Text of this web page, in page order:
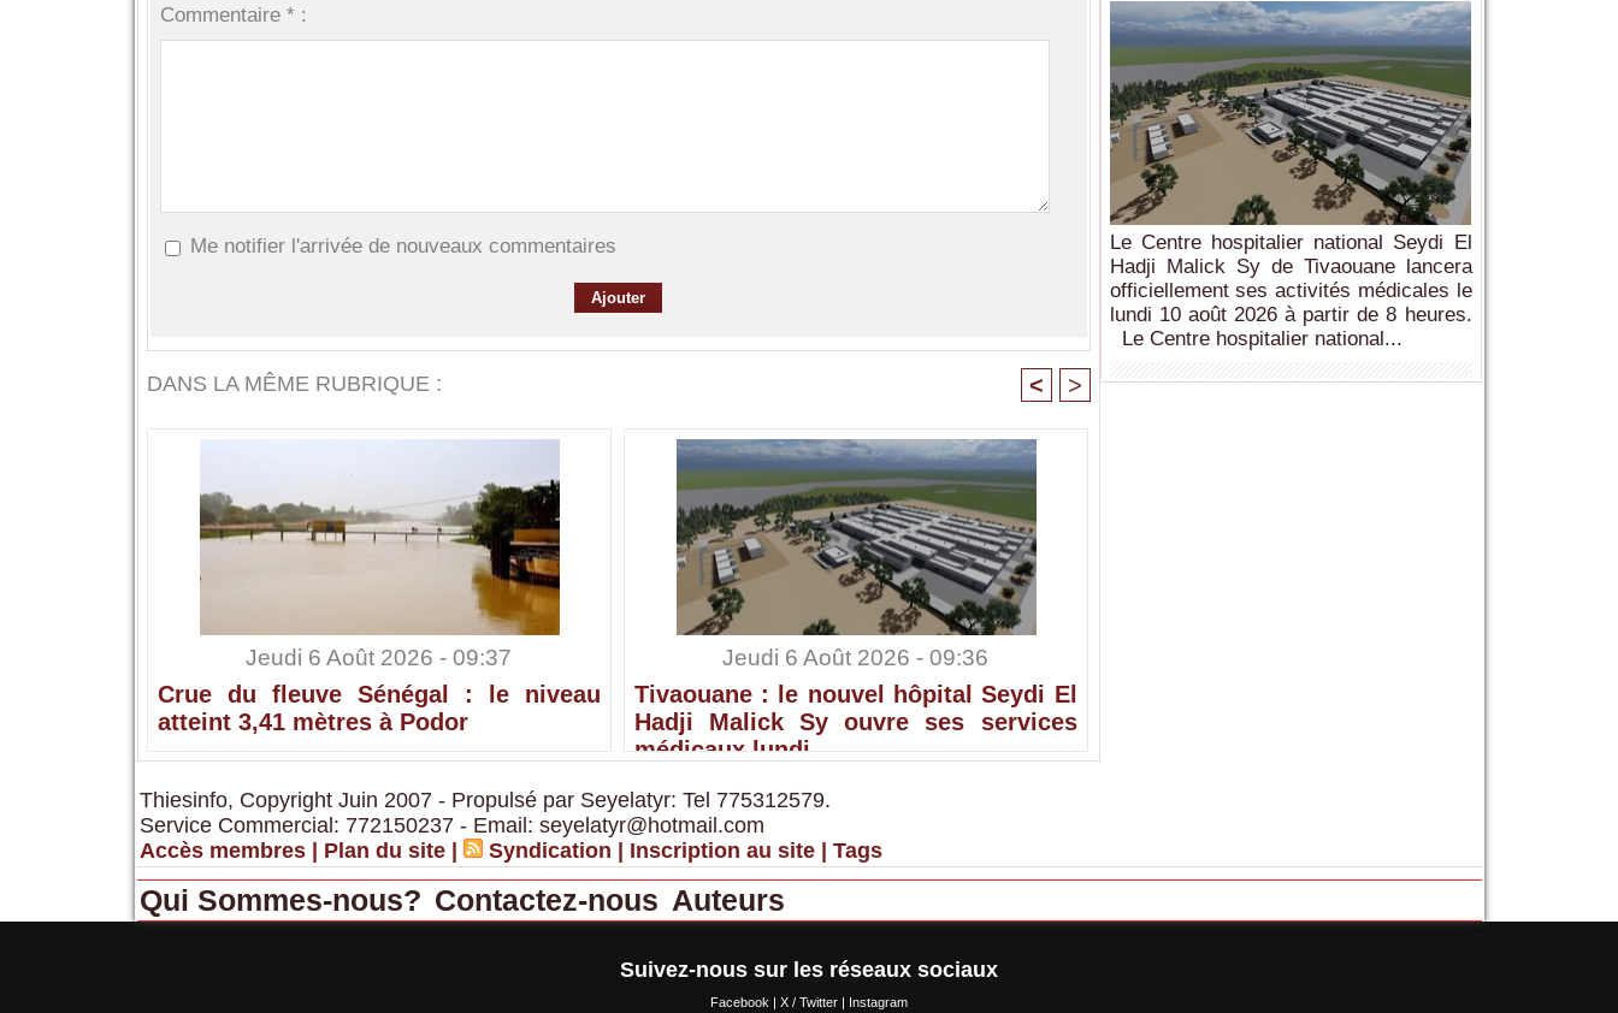
Commentaire * :
Me notifier l'arrivée de nouveaux commentaires
DANS LA MÊME RUBRIQUE : < >
Jeudi 6 Août 2026 - 09:37
Crue du fleuve Sénégal : le niveau
atteint 3,41 mètres à Podor
Jeudi 6 Août 2026 - 09:36
Tivaouane : le nouvel hôpital Seydi El
Hadji Malick Sy ouvre ses services
médicaux lundi
Le Centre hospitalier national Seydi El
Hadji Malick Sy de Tivaouane lancera
officiellement ses activités médicales le
lundi 10 août 2026 à partir de 8 heures.
Le Centre hospitalier national...
Thiesinfo, Copyright Juin 2007 - Propulsé par Seyelatyr: Tel 775312579.
Service Commercial: 772150237 - Email: seyelatyr@hotmail.com
Accès membres
Plan du site Syndication Inscription au site Tags
Qui Sommes-nous? Contactez-nous Auteurs
Suivez-nous sur les réseaux sociaux
Facebook X / Twitter Instagram